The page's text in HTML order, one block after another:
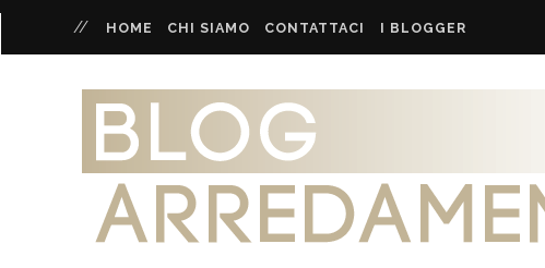
HOME CHI SIAMO CONTATTACI I BLOGGER